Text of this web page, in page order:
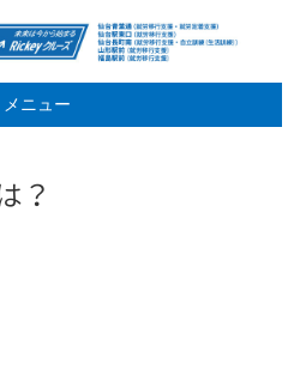
メニュー
？